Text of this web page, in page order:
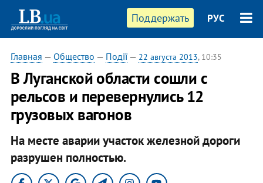
Поддержать РУС
Главная — Общество — Події— 22 августа 2013, 10:35
В Луганской области сошли с
рельсов и перевернулись 12
грузовых вагонов
На месте аварии участок железной дороги
разрушен полностью.